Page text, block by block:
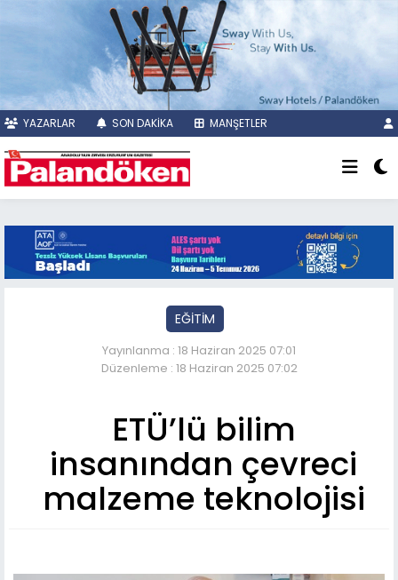
YAZARLAR SON DAKİKA MANŞETLER
EĞİTİM
Yayınlanma : 18 Haziran 2025 07:01
Düzenleme : 18 Haziran 2025 07:02
ETÜ’lü bilim
insanından çevreci
malzeme teknolojisi